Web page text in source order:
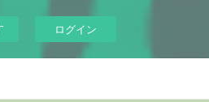
ログイン